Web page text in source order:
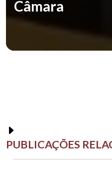
Câmara
PUBLICAÇÕES